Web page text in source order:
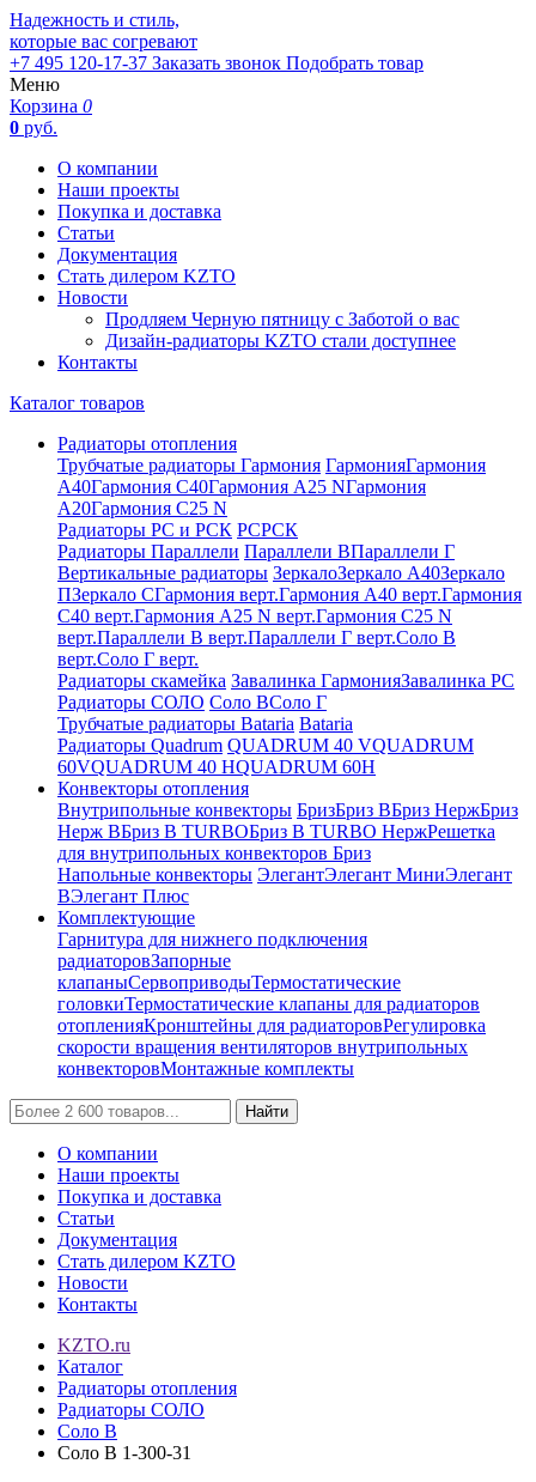
Надежность и стиль,
которые вас согревают
+7 495 120-17-37 Заказать звонок Подобрать товар
Меню
Корзина 0
0 руб.
О компании
Наши проекты
Покупка и доставка
Статьи
Документация
Стать дилером KZTO
Новости
Продляем Черную пятницу с Заботой о вас
Дизайн-радиаторы KZTO стали доступнее
Контакты
Каталог товаров
Радиаторы отопления
Трубчатые радиаторы Гармония ГармонияГармония
А40Гармония С40Гармония А25 NГармония
А20Гармония С25 N
Радиаторы РС и РСК РСРСК
Радиаторы Параллели Параллели ВПараллели Г
Вертикальные радиаторы ЗеркалоЗеркало А40Зеркало
ПЗеркало СГармония верт.Гармония А40 верт.Гармония
С40 верт.Гармония А25 N верт.Гармония С25 N
верт.Параллели В верт.Параллели Г верт.Соло В
верт.Соло Г верт.
Радиаторы скамейка Завалинка ГармонияЗавалинка РС
Радиаторы СОЛО Соло ВСоло Г
Трубчатые радиаторы Bataria Bataria
Радиаторы Quadrum QUADRUM 40 VQUADRUM
60VQUADRUM 40 HQUADRUM 60H
Конвекторы отопления
Внутрипольные конвекторы БризБриз ВБриз НержБриз
Нерж ВБриз В TURBOБриз В TURBO НержРешетка
для внутрипольных конвекторов Бриз
Напольные конвекторы ЭлегантЭлегант МиниЭлегант
ВЭлегант Плюс
Комплектующие
Гарнитура для нижнего подключения
радиаторовЗапорные
клапаныСервоприводыТермостатические
головкиТермостатические клапаны для радиаторов
отопленияКронштейны для радиаторовРегулировка
скорости вращения вентиляторов внутрипольных
конвекторовМонтажные комплекты
Найти
О компании
Наши проекты
Покупка и доставка
Статьи
Документация
Стать дилером KZTO
Новости
Контакты
KZTO.ru
Каталог
Радиаторы отопления
Радиаторы СОЛО
Соло В
Соло В 1-300-31